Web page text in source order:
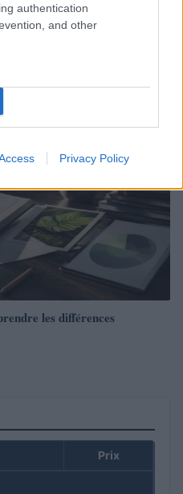
authentication
and other
Privacy Policy
et SEP IRA pour les
les différences
Prix